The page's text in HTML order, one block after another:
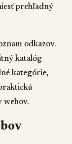
prehľadný
odkazov.
katalóg
kategórie,
webov.